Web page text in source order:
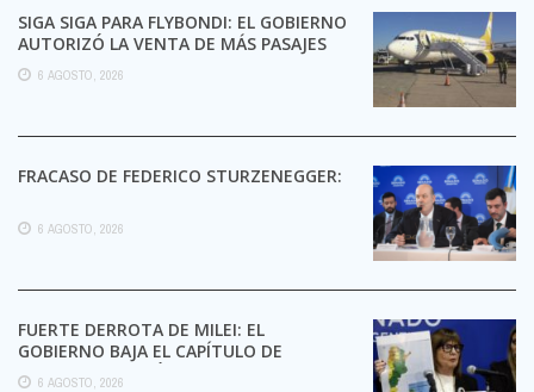
SIGA SIGA PARA FLYBONDI: EL GOBIERNO
AUTORIZÓ LA VENTA DE MÁS PASAJES
6 AGOSTO, 2026
FRACASO DE FEDERICO STURZENEGGER:
6 AGOSTO, 2026
FUERTE DERROTA DE MILEI: EL
GOBIERNO BAJA EL CAPÍTULO DE
EXTRANJERIZACIÓN DE TIERRAS
6 AGOSTO, 2026